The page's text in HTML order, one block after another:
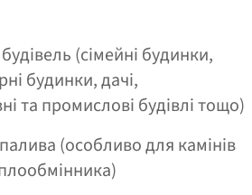
(сімейні будинки,
будинки, дачі,
та промислові будівлі тощо)
(особливо для камінів